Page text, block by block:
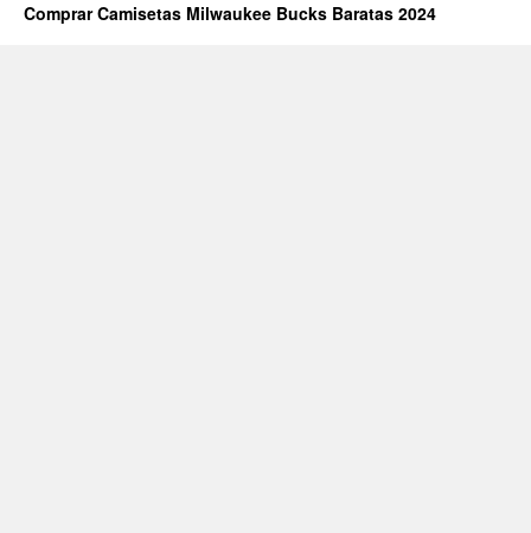
Comprar Camisetas Milwaukee Bucks Baratas 2024